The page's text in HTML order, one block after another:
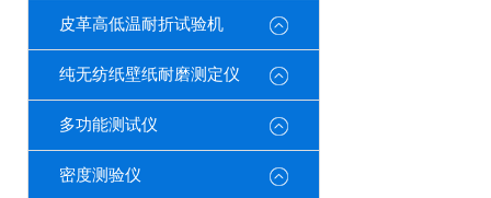
皮革高低温耐折试验机
纯无纺纸壁纸耐磨测定仪
多功能测试仪
密度测验仪